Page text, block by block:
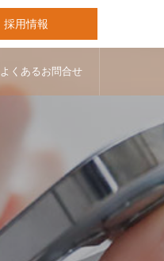
採用情報
よくあるお問合せ